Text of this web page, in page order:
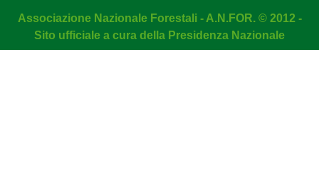
Associazione Nazionale Forestali - A.N.FOR. © 2012 -
Sito ufficiale a cura della Presidenza Nazionale